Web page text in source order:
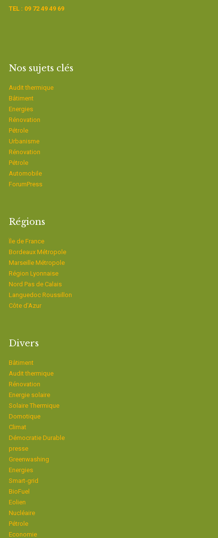
TEL : 09 72 49 49 69
Nos sujets clés
Audit thermique
Bâtiment
Energies
Rénovation
Pétrole
Urbanisme
Rénovation
Pétrole
Automobile
ForumPress
Régions
Ïle de France
Bordeaux Métropole
Marseille Métropole
Région Lyonnaise
Nord Pas de Calais
Languedoc Roussillon
Côte d’Azur
Divers
Bâtiment
Audit thermique
Rénovation
Energie solaire
Solaire Thermique
Domotique
Climat
Démocratie Durable
presse
Greenwashing
Energies
Smart-grid
BioFuel
Eolien
Nucléaire
Pétrole
Economie